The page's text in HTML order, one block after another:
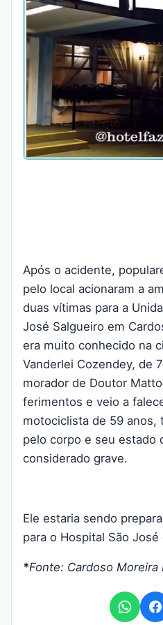
Após o acidente,
pelo local acionaram a
duas vítimas para a
José Salgueiro em
era muito conhecido na
Vanderlei Cozendey, de
morador de Doutor
ferimentos e veio a
motociclista de 59 anos,
pelo corpo e seu estado
considerado grave.
Ele estaria sendo
para o Hospital São
*Fonte: Cardoso Moreira